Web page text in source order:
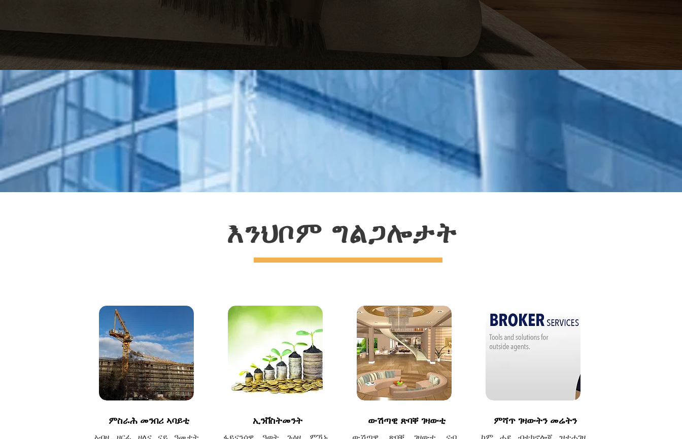
እንህቦም ግልጋሎታት
ምስራሕ መንበሪ ኣባይቲ
ኣብዚ ዘርፊ ዘለና ናይ ዓመታት
ኢንቨስትመንት
ፋይናንሳዊ ዓወት ጉዕዞ ምዃኑ
ውሽጣዊ ጽባቐ ገዛውቲ
ውሽጣዊ ጽባቐ ገዛውቲ ናብ
ምሻጥ ገዛውትን መሬትን
ከም ሓደ ብቴክኖሎጂ ዝተሓገዘ